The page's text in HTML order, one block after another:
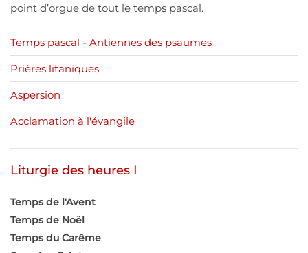
point d’orgue de tout le temps pascal.
Temps pascal - Antiennes des psaumes
Prières litaniques
Aspersion
Acclamation à l'évangile
Liturgie des heures I
Temps de l'Avent
Temps de Noël
Temps du Carême